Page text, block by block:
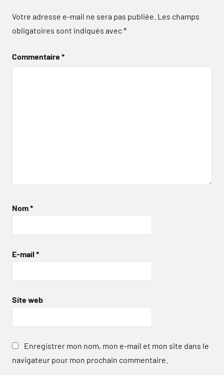
Votre adresse e-mail ne sera pas publiée. Les champs
obligatoires sont indiqués avec*
Commentaire*
Nom*
E-mail *
Site web
Enregistrer mon nom, mon e-mail et mon site dans le
navigateur pour mon prochain commentaire.